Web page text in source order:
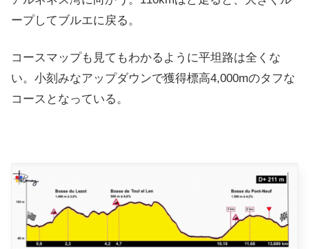
ープしてブルエに戻る。
コースマップも見てもわかるように平坦路は全くな
い。小刻みなアップダウンで獲得標高4,000mのタフな
コースとなっている。